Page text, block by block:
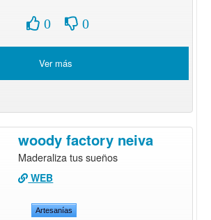
0 0
Ver más
woody factory neiva
Maderaliza tus sueños
WEB
Artesanías